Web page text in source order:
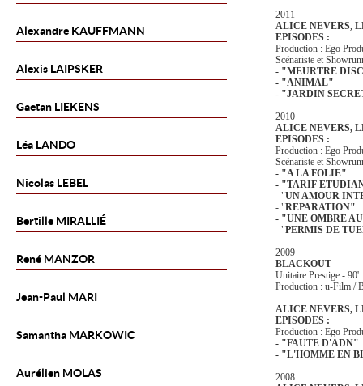
Alexandre KAUFFMANN
Alexis LAIPSKER
Gaetan LIEKENS
Léa LANDO
Nicolas LEBEL
Bertille MIRALLIÉ
René MANZOR
Jean-Paul MARI
Samantha MARKOWIC
Aurélien MOLAS
2011
ALICE NEVERS,
EPISODES :
Production : Ego
Scénariste et
- "MEURTRE
- "ANIMAL"
- "JARDIN
2010
ALICE NEVERS,
EPISODES :
Production : Ego
Scénariste et
- "A LA FOLIE"
- "TARIF
- "UN AMOUR
- "REPARATION"
- "UNE OMBRE
- "PERMIS DE
2009
BLACKOUT
Unitaire Prestige - 90'
Production : u-Film /
ALICE NEVERS,
EPISODES :
Production : Ego
- "FAUTE D'ADN"
- "L'HOMME EN
2008